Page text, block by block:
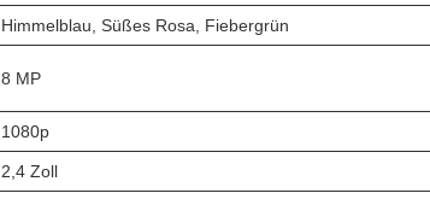
Himmelblau, Süßes Rosa, Fiebergrün
8 MP
1080p
2,4 Zoll